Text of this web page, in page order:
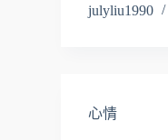
julyliu1990
心情